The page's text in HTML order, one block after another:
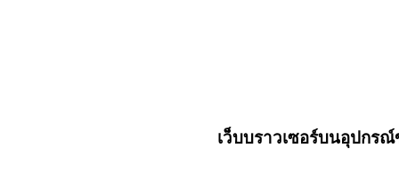
เว็บบราวเซอร์บนอุปกร